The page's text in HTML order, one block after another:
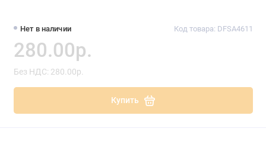
Нет в наличии Код товара: DFSA4611
280.00р.
Без НДС: 280.00р.
Купить